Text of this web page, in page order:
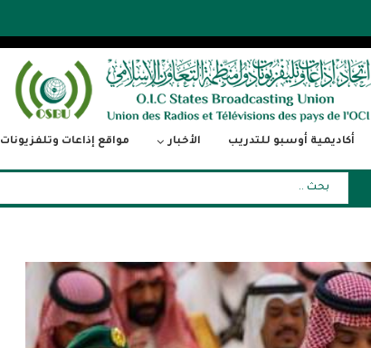
أكاديمية أوسبو للتدريب الأخبار مواقع إذاعات وتلفزيونات